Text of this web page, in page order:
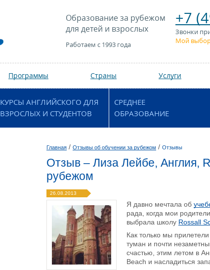
Образование за рубежом
для детей и взрослых
Работаем с 1993 года
+7
Звонки
Мой
Программы Страны Услуги
КУРСЫ АНГЛИЙСКОГО ДЛЯ
ВЗРОСЛЫХ И СТУДЕНТОВ
СРЕДНЕЕ
ОБРАЗОВАНИЕ
Главная / Отзывы об обучении за рубежом / Отзывы
Отзыв – Лиза Лейбе, Англия,
рубежом
26.08.2013
Я давно мечтала об
рада, когда мои
выбрала школу Rossall
Как только мы
туман и почти
счастью, этим летом в
Beach и насладиться